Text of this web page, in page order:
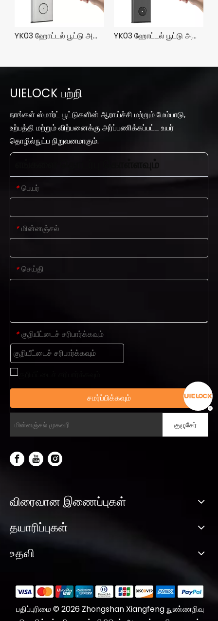
YK03 ஹோட்டல் பூட்டு அமைப்புடன் QW-LC118-S1 ஹோட்டல் கதவு பூட்டு வேலை YK03 ஹோட்டல் பூட்டு அமைப்புடன் QW-LC118-S3 ஹோட்டல் கதவு பூட்டு வேலை
UIELOCK பற்றி
நாங்கள் ஸ்மார்ட் பூட்டுகளின் ஆராய்ச்சி மற்றும் மேம்பாடு,
உற்பத்தி மற்றும் விற்பனைக்கு அர்ப்பணிக்கப்பட்ட உயர்
தொழில்நுட்ப நிறுவனமாகும்.
* பெயர்
* மின்னஞ்சல்
* செய்தி
* குறியீட்டைச் சரிபார்க்கவும்
சமர்ப்பிக்கவும்
குழுசேர்
விரைவான இணைப்புகள்
தயாரிப்புகள்
உதவி
பதிப்புரிமை ©2026Zhongshan Xiangfeng நுண்ணறிவு